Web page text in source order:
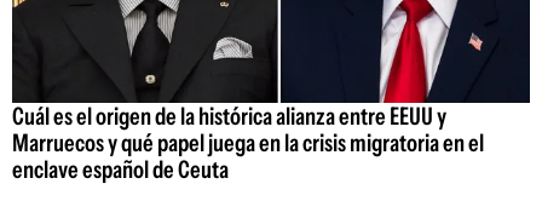
Cuál es el origen de la histórica alianza entre EEUU y
Marruecos y qué papel juega en la crisis migratoria en el
enclave español de Ceuta